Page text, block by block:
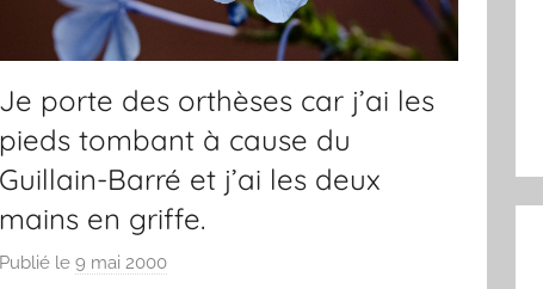
Je porte des orthèses car j’ai les
pieds tombant à cause du
Guillain-Barré et j’ai les deux
mains en griffe.
Publié le9 mai 2000